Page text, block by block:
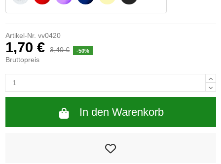
Artikel-Nr. vv0420
1,70 € 3,40 € -50%
Bruttopreis
In den Warenkorb